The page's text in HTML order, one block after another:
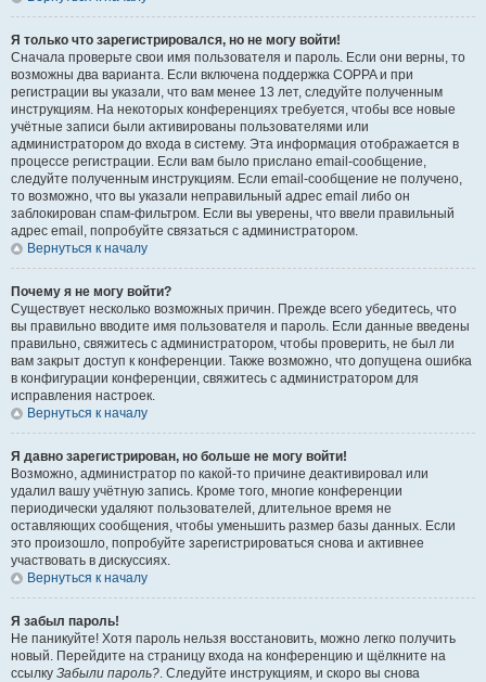
Я только что зарегистрировался, но не могу войти!
Сначала проверьте свои имя пользователя и пароль. Если они верны, то
возможны два варианта. Если включена поддержка COPPA и при
регистрации вы указали, что вам менее 13 лет, следуйте полученным
инструкциям. На некоторых конференциях требуется, чтобы все новые
учётные записи были активированы пользователями или
администратором до входа в систему. Эта информация отображается в
процессе регистрации. Если вам было прислано email-сообщение,
следуйте полученным инструкциям. Если email-сообщение не получено,
то возможно, что вы указали неправильный адрес email либо он
заблокирован спам-фильтром. Если вы уверены, что ввели правильный
адрес email, попробуйте связаться с администратором.
Вернуться к началу
Почему я не могу войти?
Существует несколько возможных причин. Прежде всего убедитесь, что
вы правильно вводите имя пользователя и пароль. Если данные введены
правильно, свяжитесь с администратором, чтобы проверить, не был ли
вам закрыт доступ к конференции. Также возможно, что допущена ошибка
в конфигурации конференции, свяжитесь с администратором для
исправления настроек.
Вернуться к началу
Я давно зарегистрирован, но больше не могу войти!
Возможно, администратор по какой-то причине деактивировал или
удалил вашу учётную запись. Кроме того, многие конференции
периодически удаляют пользователей, длительное время не
оставляющих сообщения, чтобы уменьшить размер базы данных. Если
это произошло, попробуйте зарегистрироваться снова и активнее
участвовать в дискуссиях.
Вернуться к началу
Я забыл пароль!
Не паникуйте! Хотя пароль нельзя восстановить, можно легко получить
новый. Перейдите на страницу входа на конференцию и щёлкните на
ссылку Забыли пароль?. Следуйте инструкциям, и скоро вы снова